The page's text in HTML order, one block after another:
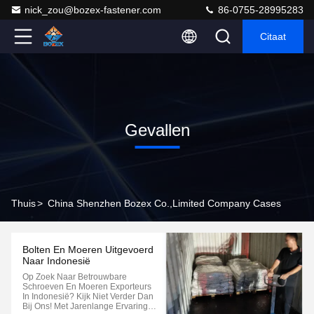
nick_zou@bozex-fastener.com 86-0755-28995283
Citaat
Gevallen
Thuis> China Shenzhen Bozex Co.,limited Company Cases
Bolten En Moeren Uitgevoerd
Naar Indonesië
Op Zoek Naar Betrouwbare
Schroeven En Moeren Exporteurs
In Indonesië? Kijk Niet Verder Dan
Bij Ons! Met Jarenlange Ervaring